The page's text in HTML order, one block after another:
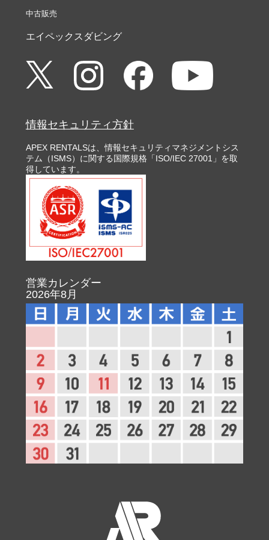
中古販売
エイペックスダビング
情報セキュリティ方針
APEX RENTALSは、情報セキュリティマネジメントシス
テム（ISMS）に関する国際規格「ISO/IEC 27001」を取
得しています。
営業カレンダー
2026年8月